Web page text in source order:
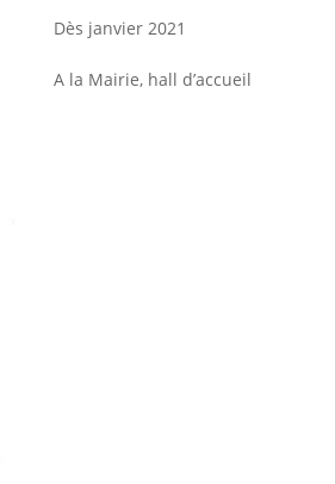
Dès janvier 2021
A la Mairie, hall d’accueil